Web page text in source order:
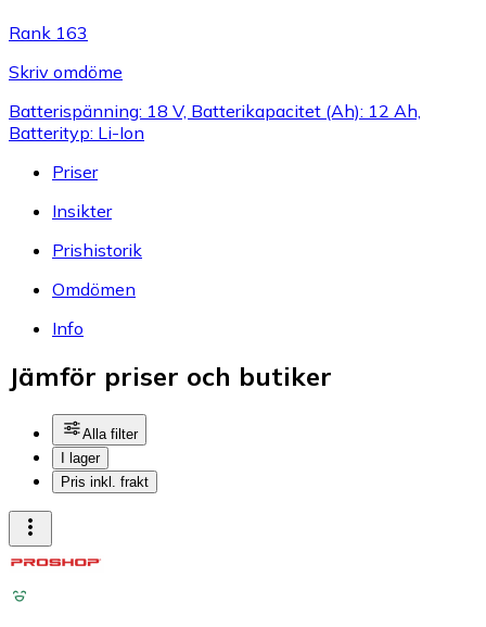
Rank 163
Skriv omdöme
Batterispänning: 18 V, Batterikapacitet (Ah): 12 Ah,
Batterityp: Li-Ion
Priser
Insikter
Prishistorik
Omdömen
Info
Jämför priser och butiker
Alla filter
I lager
Pris inkl. frakt